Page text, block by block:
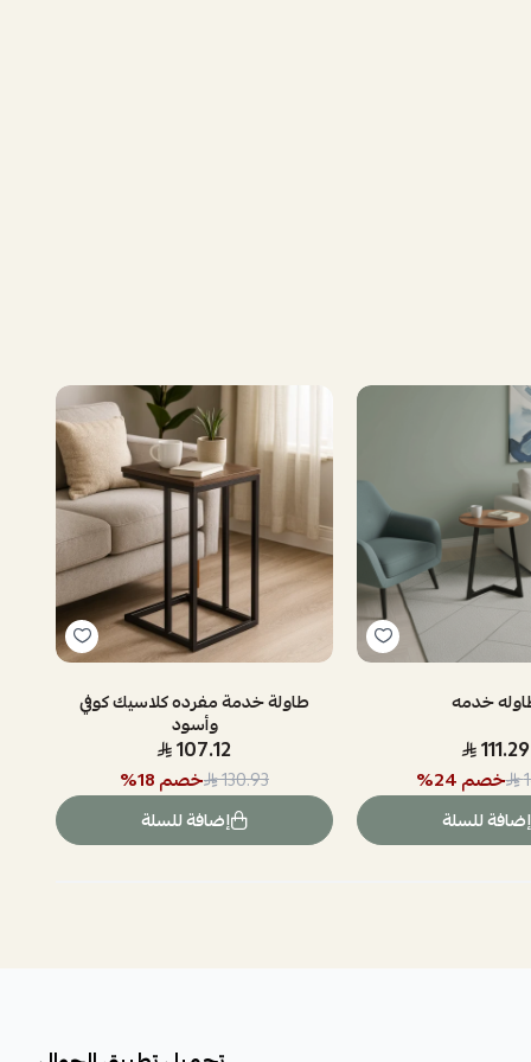
خدمه
111.29
خصم24
%
إضافة للسلة
طاولة خدمة مفرده كلاسيك كوفي
وأسود
107.12
130.93 خصم18
%
إضافة للسلة